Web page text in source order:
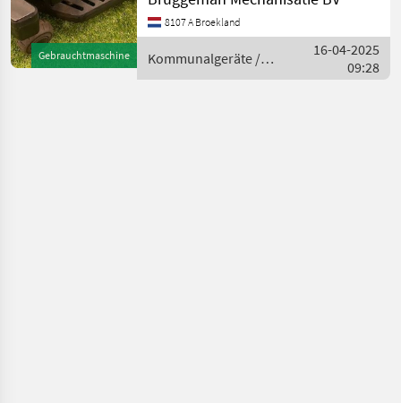
Gebrauchtmaschine
8107 A Broekland
Kommunalgeräte /
Sonstige
16-04-2025
09:28